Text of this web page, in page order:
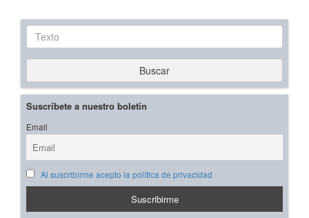
Texto
Buscar
Suscríbete a nuestro boletín
Email
Al suscribirme acepto la política de privacidad